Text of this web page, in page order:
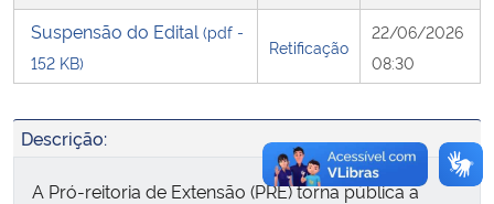
Suspensão do Edital (pdf -
152 KB)
Retificação
22/06/2026
08:30
Descrição:
A Pró-reitoria de Extensão (PRE) torna pública a